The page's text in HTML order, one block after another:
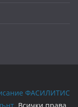
ФАСИЛИТИС